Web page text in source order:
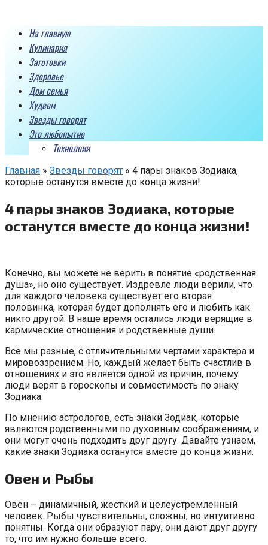
контентуНа главную
Кулинария
Заготовки
Здоровье
Дом семья
Худеем
Звезды говорят
Это любопытно
Технолоии
Главная » Звезды говорят » 4 пары знаков Зодиака,
которые останутся вместе до конца жизни!
4 пары знаков Зодиака, которые
останутся вместе до конца жизни!
Конечно, вы можете не верить в понятие «родственная
душа», но оно существует. Издревле люди верили, что
для каждого человека существует его вторая
половинка, которая будет дополнять его и любить как
никто другой. В наше время остались люди верящие в
кармические отношения и родственные души.
Все мы разные, с отличительными чертами характера и
мировоззрением. Но, каждый желает быть счастлив в
отношениях и это является одной из причин, почему
люди верят в гороскопы и совместимость по знаку
Зодиака.
По мнению астрологов, есть знаки Зодиак, которые
являются родственными по духовным соображениям, и
они могут очень подходить друг другу. Давайте узнаем,
какие знаки Зодиака останутся вместе до конца жизни.
Овен и Рыбы
Овен – динамичный, жесткий и целеустремленный
человек. Рыбы чувствительны, сложны, но интуитивно
понятны. Когда они образуют пару, они дают друг другу
то, что им нужно больше всего.